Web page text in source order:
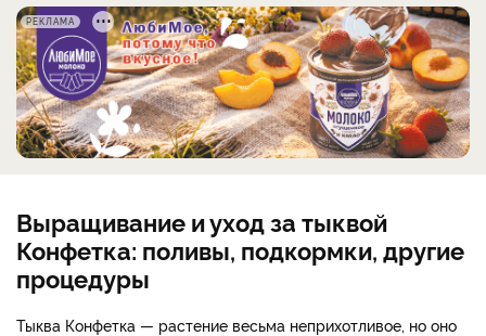
РЕКЛАМА
Выращивание и уход за тыквой
Конфетка: поливы, подкормки, другие
процедуры
Тыква Конфетка — растение весьма неприхотливое, но оно